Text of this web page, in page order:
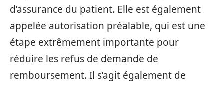
d’assurance du patient. Elle est également
appelée autorisation préalable, qui est une
étape extrêmement importante pour
réduire les refus de demande de
remboursement. Il s’agit également de